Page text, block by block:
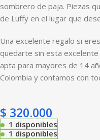
sombrero de paja. Piezas
de Luffy en el lugar que
Una excelente regalo si
quedarte sin esta
apta para mayores de 14
Colombia y contamos con
$ 320.000
1 disponibles
1 disponibles